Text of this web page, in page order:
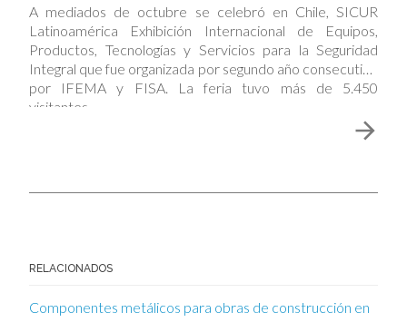
Integral
A mediados de octubre se celebró en Chile, SICUR
Latinoamérica Exhibición Internacional de Equipos,
Productos, Tecnologías y Servicios para la Seguridad
Integral que fue organizada por segundo año consecutivo
por IFEMA y FISA. La feria tuvo más de 5.450
visitantes…
RELACIONADOS
Componentes metálicos para obras de construcción en